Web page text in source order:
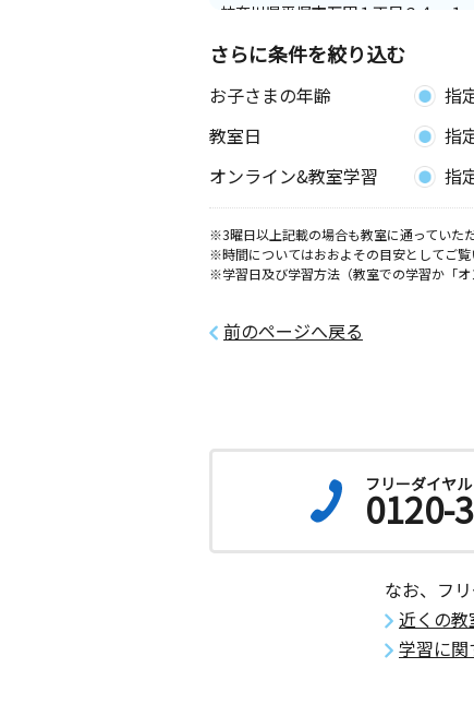
神奈川県平塚市万田１丁目２４－１
木 金
3歳～高校生
神奈川県平塚市山下３丁目２４番１１
北金目教室
月 火 水 木 金
0歳～高校生
神奈川県平塚市北金目７９５－１０
さらに条件を絞り込む
お子さまの年齢 指
教室日
指
オンライン&教室学習
指
※3曜日以上記載の場合も教室に通っていた
※時間についてはおおよその目安としてご覧
※学習日及び学習方法（教室での学習か「オ
前のページへ戻る
フリーダイヤル
0120-
なお、フ
近くの
学習に